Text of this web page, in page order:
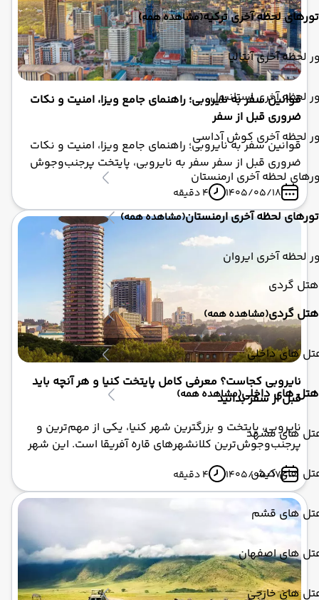
تورهای لحظه آخری ترکیه(مشاهده همه)
لحظه آخری آنتالیا
لحظه آخری استانبول
لحظه آخری کوش آداسی
لحظه آخری ارمنستان
تورهای لحظه آخری ارمنستان(مشاهده همه)
لحظه آخری ایروان
هتل گردی
هتل گردی(مشاهده همه)
های داخلی
هتل های داخلی(مشاهده همه)
های مشهد
های کیش
های قشم
های اصفهان
های خارجی
قوانین سفر به نایروبی؛ راهنمای جامع ویزا، امنیت و نکات
ضروری قبل از سفر
قوانین سفر به نایروبی؛ راهنمای جامع ویزا، امنیت و نکات
ضروری قبل از سفر سفر به نایروبی، پایتخت پرجنب‌وجوش
کنیا، نیازمند برنامه‌ریزی دقیق و آشنایی با قوانین ورود،
امنیت و فرهنگ محلی است. از دریافت مجوز الکترونیکی
سفر (eTA) و مدارک پزشکی گرفته تا رعایت نکات ایمنی در
شهر، هر یک از این موارد می‌تواند تأثیر مستقیمی بر کیفیت
سفر شما داشته باشد. اگر قصد دارید با تور کنیا به نایروبی
سفر کنید، آشنایی با این قوانین به شما کمک می‌کند تا
سفری ایمن و بدون دغدغه داشته باشید. در این راهنما،
مهم‌ترین قوانین سفر به نایروبی را به شما معرفی می‌کنیم.
1405/05/18 4 دقیقه
نایروبی کجاست؟ معرفی کامل پایتخت کنیا و هر آنچه باید
قبل از سفر بدانید
نایروبی، پایتخت و بزرگترین شهر کنیا، یکی از مهم‌ترین و
پرجنب‌وجوش‌ترین کلانشهرهای قاره آفریقا است. این شهر
که به عنوان قلب اقتصادی و سیاسی شرق و مرکز آفریقا
شناخته می‌شود، با ترکیبی بی‌نظیر از مدرنیته شهری، طبیعت
بکر و حیات وحش شگفت‌انگیز، مقصدی جذاب برای
گردشگران از سراسر جهان محسوب می‌شود. اگر قصد دارید
با تور کنیا به این کشور سفر کنید، آشنایی با موقعیت
جغرافیایی و ویژگی‌های نایروبی به شما کمک می‌کند تا
برنامه‌ریزی دقیق‌تری داشته باشید.
1405/05/17 4 دقیقه